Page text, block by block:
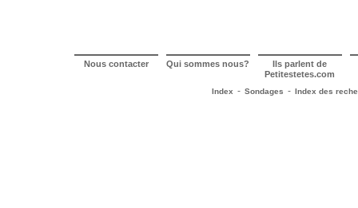
Nous contacter Qui sommes nous? Ils parlent de
Petitestetes.com
Index - Sondages - Index des